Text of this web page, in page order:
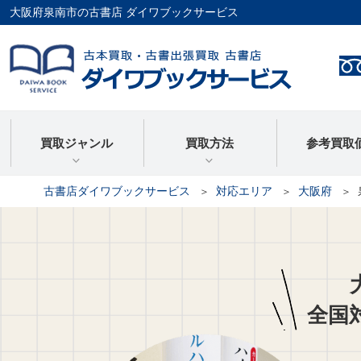
大阪府泉南市の古書店 ダイワブックサービス
買取ジャンル 買取方法 参考買取
古書店ダイワブックサービス 対応エリア 大阪府
全国